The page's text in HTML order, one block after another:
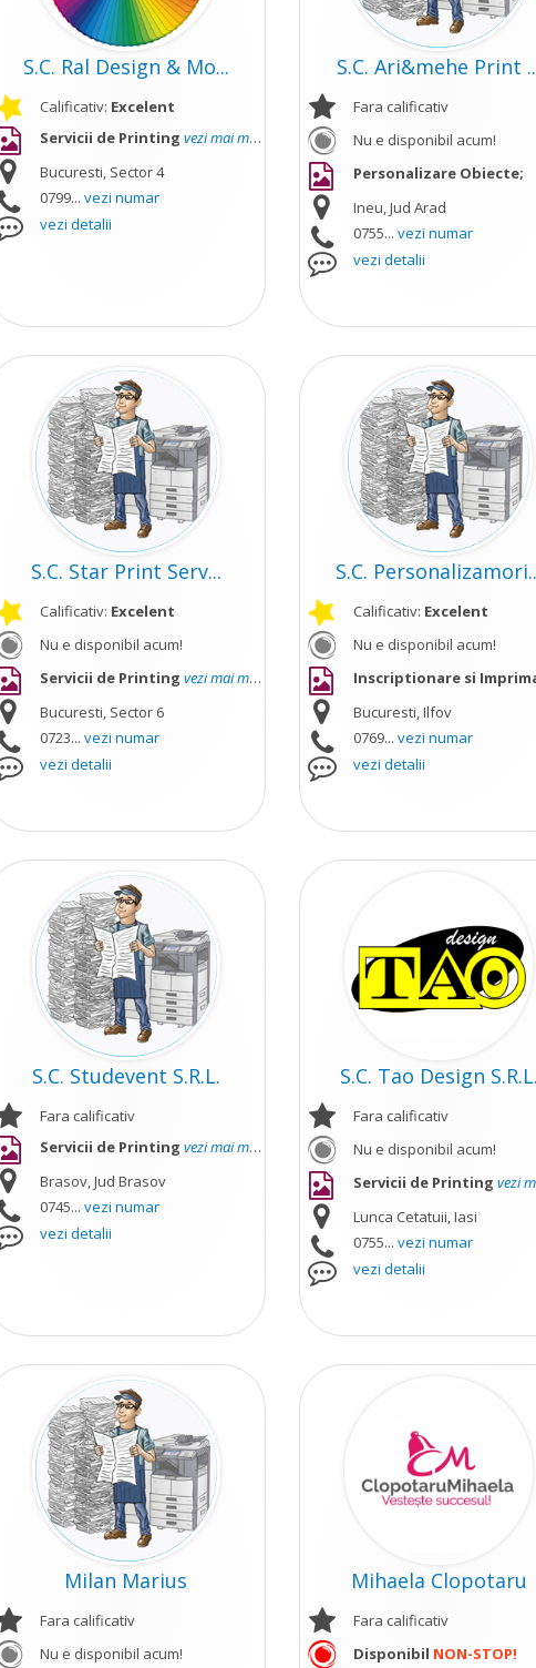
S.C. Ral Design & Mo...
Calificativ: Excelent
Servicii de Printing vezi mai mult
Bucuresti, Sector 4
0799...vezi numar
vezi detalii
S.C. Ari&mehe Print
Fara calificativ
Nu e disponibil acum!
Personalizare Obiecte;
Ineu, Jud Arad
0755... vezi numar
vezi detalii
S.C. Star Print Serv...
Calificativ: Excelent
Nu e disponibil acum!
Servicii de Printing vezi mai mult
Bucuresti, Sector 6
0723...vezi numar
vezi detalii
S.C.
Calificativ: Excelent
Nu e disponibil acum!
Inscriptionare si Imprimare
Bucuresti, Ilfov
0769... vezi numar
vezi detalii
S.C. Studevent S.R.L.
Fara calificativ
Servicii de Printing vezi mai mult
Brasov, Jud Brasov
0745...vezi numar
vezi detalii
S.C. Tao Design
Fara calificativ
Nu e disponibil acum!
Servicii de Printing vezi
Lunca Cetatuii, Iasi
0755... vezi numar
vezi detalii
Milan Marius
Fara calificativ
Nu e disponibil acum!
Mihaela Clopotaru
Fara calificativ
Disponibil NON-STOP!